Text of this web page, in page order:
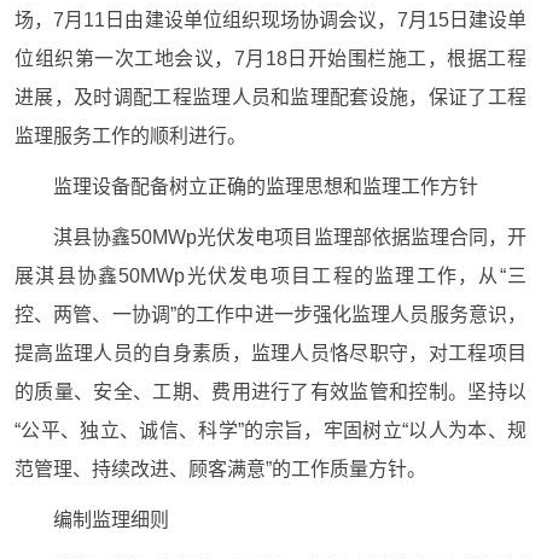
场，7月11日由建设单位组织现场协调会议，7月15日建设单
位组织第一次工地会议，7月18日开始围栏施工，根据工程
进展，及时调配工程监理人员和监理配套设施，保证了工程
监理服务工作的顺利进行。
监理设备配备树立正确的监理思想和监理工作方针
淇县协鑫50MWp光伏发电项目监理部依据监理合同，开
展淇县协鑫50MWp光伏发电项目工程的监理工作，从“三
控、两管、一协调”的工作中进一步强化监理人员服务意识，
提高监理人员的自身素质，监理人员恪尽职守，对工程项目
的质量、安全、工期、费用进行了有效监管和控制。坚持以
“公平、独立、诚信、科学”的宗旨，牢固树立“以人为本、规
范管理、持续改进、顾客满意”的工作质量方针。
编制监理细则